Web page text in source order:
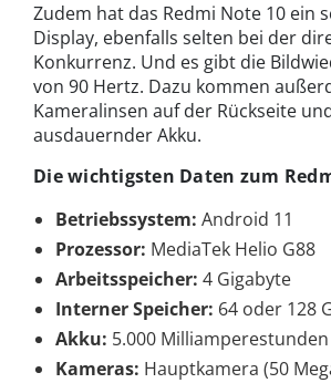
Zudem hat das Redmi Note 10 ein
Display, ebenfalls selten bei der
Konkurrenz. Und es gibt die
von 90 Hertz. Dazu kommen
Kameralinsen auf der Rückseite
ausdauernder Akku.
Die wichtigsten Daten zum
Betriebssystem: Android 11
Prozessor: MediaTek Helio G88
Arbeitsspeicher: 4 Gigabyte
Interner Speicher: 64 oder 128
Akku: 5.000 Milliamperestunden
Kameras: Hauptkamera (50